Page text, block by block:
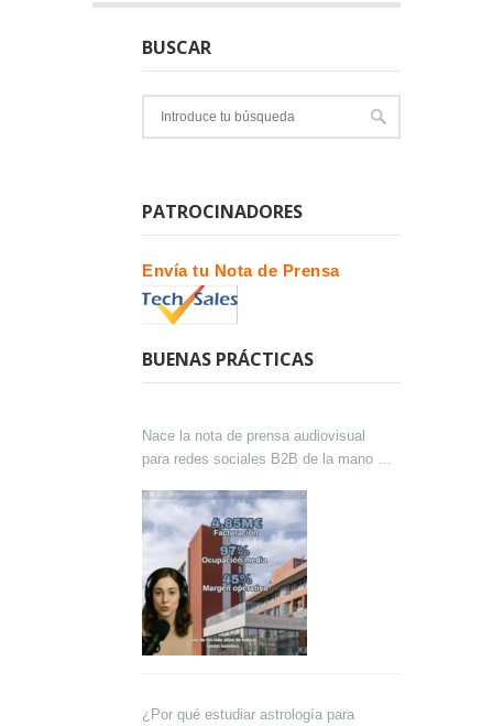
BUSCAR
PATROCINADORES
Envía tu Nota de Prensa
BUENAS PRÁCTICAS
Nace la nota de prensa audiovisual
para redes sociales B2B de la mano de
¿Por qué estudiar astrología para